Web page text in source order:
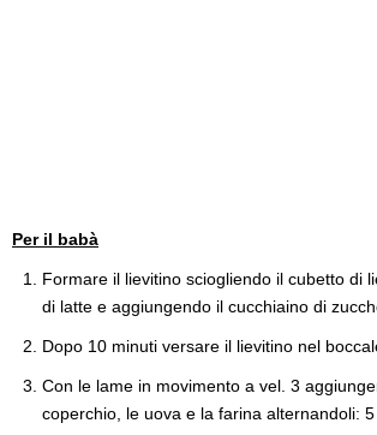
Per il babà
Formare il lievitino sciogliendo il cubetto di
di latte e aggiungendo il cucchiaino di
Dopo 10 minuti versare il lievitino nel
Con le lame in movimento a vel. 3
coperchio, le uova e la farina alternandoli: 5